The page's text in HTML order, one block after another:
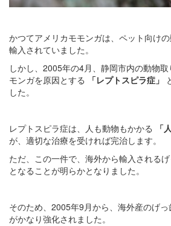
かつてアメリカモモンガは、ペット向け
輸入されていました。
しかし、2005年の4月、静岡市内の動物
モンガを原因とする
「レプトスピラ症」
した。
レプトスピラ症は、人も動物もかかる 「
が、適切な治療を受ければ完治します。
ただ、この一件で、海外から輸入される
となることが明らかとなりました。
そのため、2005年9月から、海外産のげ
がかなり強化されました。